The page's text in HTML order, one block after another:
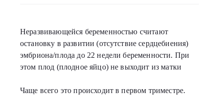
Неразвивающейся беременностью считают
остановку в развитии (отсутствие сердцебиения)
эмбриона/плода до 22 недели беременности. При
этом плод (плодное яйцо) не выходит из матки
Чаще всего это происходит в первом триместре.